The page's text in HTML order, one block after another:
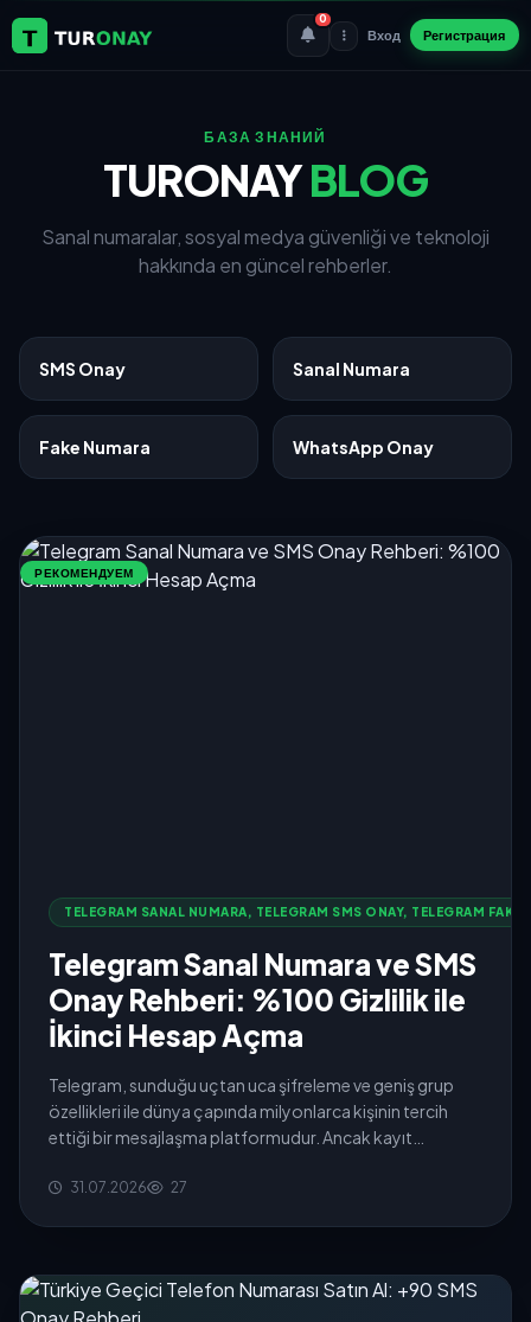
0
Вход Регистрация
БАЗА ЗНАНИЙ
TURONAYBLOG
Sanal numaralar, sosyal medya güvenliği ve teknoloji
hakkında en güncel rehberler.
SMS Onay Sanal Numara
Fake Numara WhatsApp Onay
РЕКОМЕНДУЕМ
TELEGRAM SANAL NUMARA, TELEGRAM SMS ONAY, TELEGRAM
Telegram Sanal Numara ve SMS
Onay Rehberi: %100 Gizlilik ile
İkinci Hesap Açma
Telegram, sunduğu uçtan uca şifreleme ve geniş grup
özellikleri ile dünya çapında milyonlarca kişinin tercih
ettiği bir mesajlaşma platformudur. Ancak kayıt
31.07.2026 27